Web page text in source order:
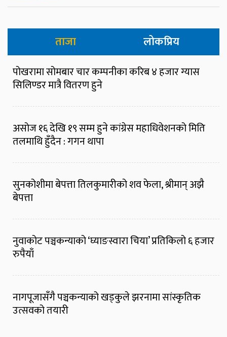
ताजा लोकप्रिय
पोखरामा सोमबार चार कम्पनीका करिब ४ हजार ग्यास
सिलिण्डर मात्रै वितरण हुने
असोज १६ देखि १९ सम्म हुने कांग्रेस महाधिवेशनको मिति
तलमाथि हुँदैन : गगन थापा
सुनकोशीमा बेपत्ता तिलकुमारीको शव फेला, श्रीमान् अझै
बेपत्ता
नुवाकोट पञ्चकन्याको ‘घ्याङस्वारा चिया’ प्रतिकिलो ६ हजार
रुपैयाँ
नागपूजासँगै पञ्चकन्याको खड्कुले झरनामा सांस्कृतिक
उत्सवको तयारी